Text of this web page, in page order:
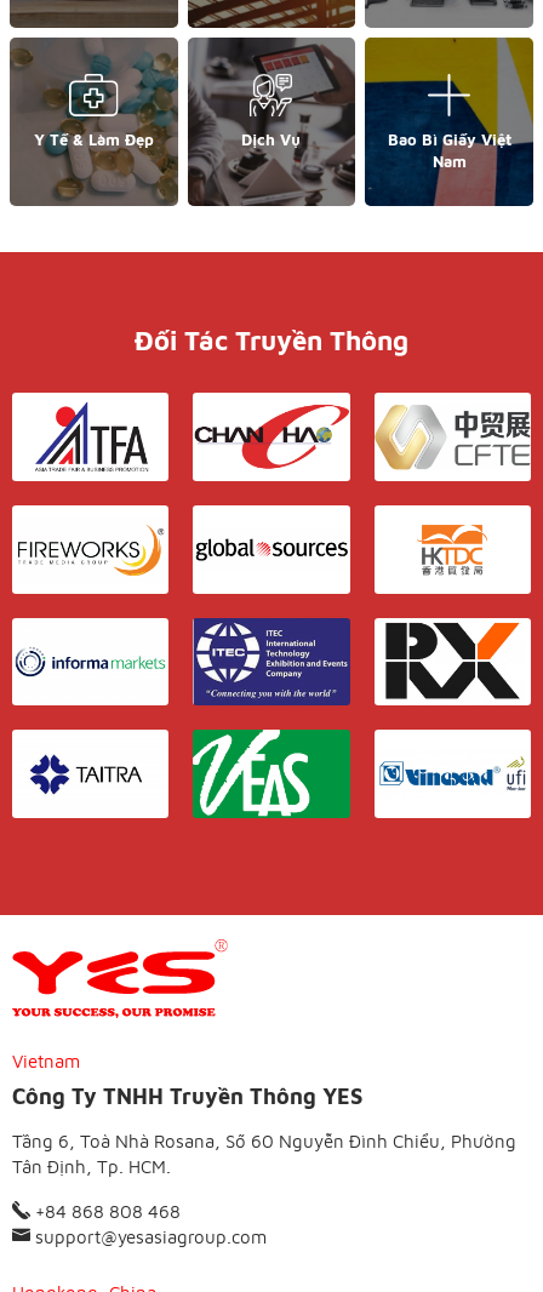
Y Tế & Làm Đẹp Dịch Vụ
Bao Bì Giấy Việt
Nam
Đối Tác Truyền Thông
Vietnam
Công Ty TNHH Truyền Thông YES
Tầng 6, Toà Nhà Rosana, Số 60 Nguyễn Đình Chiểu, Phường
Tân Định, Tp. HCM.
+84 868 808 468
support@yesasiagroup.com